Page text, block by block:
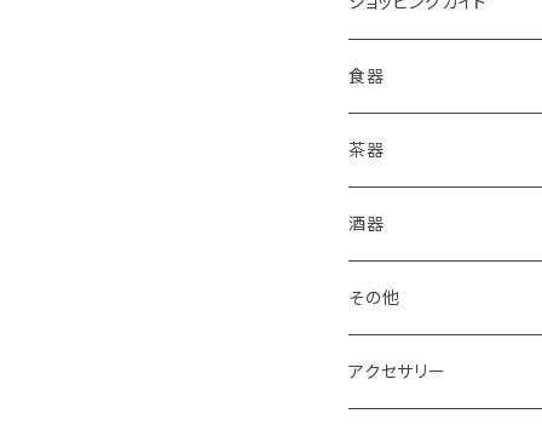
包装
ご購入前に必ずお読みく
箱・送料について
食器
皿
コーヒードリッパー
グラス・湯呑
食器セット
茶器
抹茶盌
煎茶碗
湯冷まし
酒器
その他
箸置き
アクセサリー